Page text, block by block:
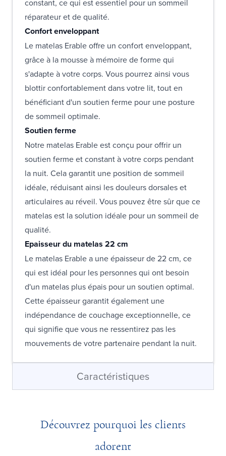
constant, ce qui est essentiel pour un sommeil
réparateur et de qualité.
Confort enveloppant
Le matelas Erable offre un confort enveloppant,
grâce à la mousse à mémoire de forme qui
s'adapte à votre corps. Vous pourrez ainsi vous
blottir confortablement dans votre lit, tout en
bénéficiant d'un soutien ferme pour une posture
de sommeil optimale.
Soutien ferme
Notre matelas Erable est conçu pour offrir un
soutien ferme et constant à votre corps pendant
la nuit. Cela garantit une position de sommeil
idéale, réduisant ainsi les douleurs dorsales et
articulaires au réveil. Vous pouvez être sûr que ce
matelas est la solution idéale pour un sommeil de
qualité.
Epaisseur du matelas 22 cm
Le matelas Erable a une épaisseur de 22 cm, ce
qui est idéal pour les personnes qui ont besoin
d'un matelas plus épais pour un soutien optimal.
Cette épaisseur garantit également une
indépendance de couchage exceptionnelle, ce
qui signifie que vous ne ressentirez pas les
mouvements de votre partenaire pendant la nuit.
Caractéristiques
Découvrez pourquoi les clients
adorent